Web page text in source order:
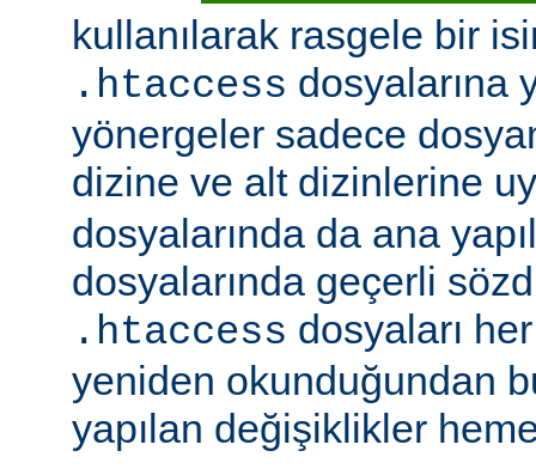
kullanılarak rasgele bir
.htaccess dosyalarına
yönergeler sadece
dizine ve alt dizinlerine
dosyalarında da ana
dosyalarında geçerli
.htaccess dosyaları
yeniden okunduğundan
yapılan değişiklikler